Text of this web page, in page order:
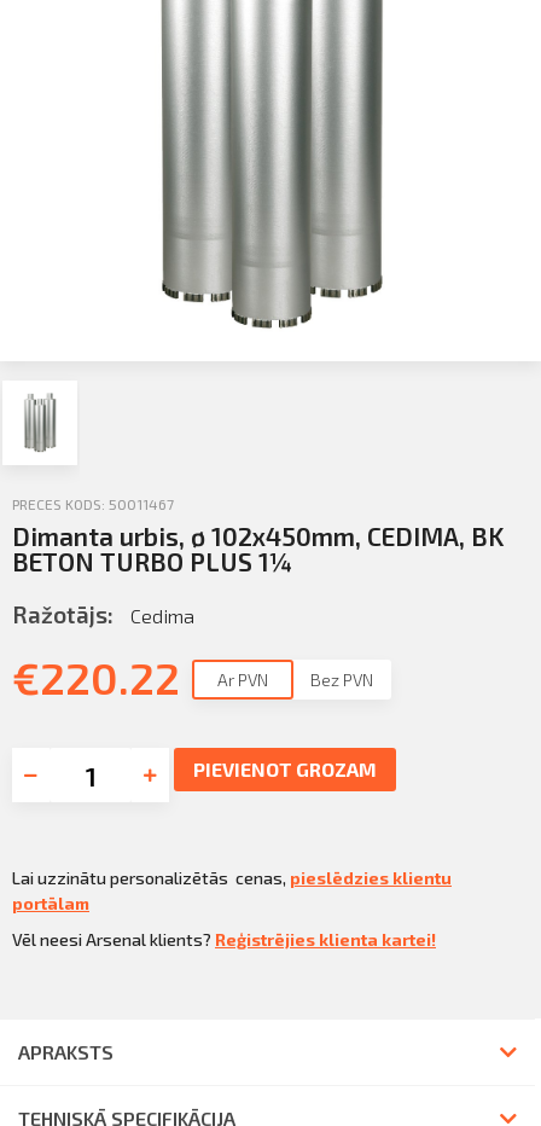
PRECES KODS: 50011467
Dimanta urbis, ø 102x450mm, CEDIMA, BK
BETON TURBO PLUS 1¼
Ražotājs: Cedima
€220.22 Ar PVN Bez PVN
PIEVIENOT GROZAM
Lai uzzinātu personalizētās cenas, pieslēdzies klientu
portālam
Vēl neesi Arsenal klients? Reģistrējies klienta kartei!
APRAKSTS
TEHNISKĀ SPECIFIKĀCIJA